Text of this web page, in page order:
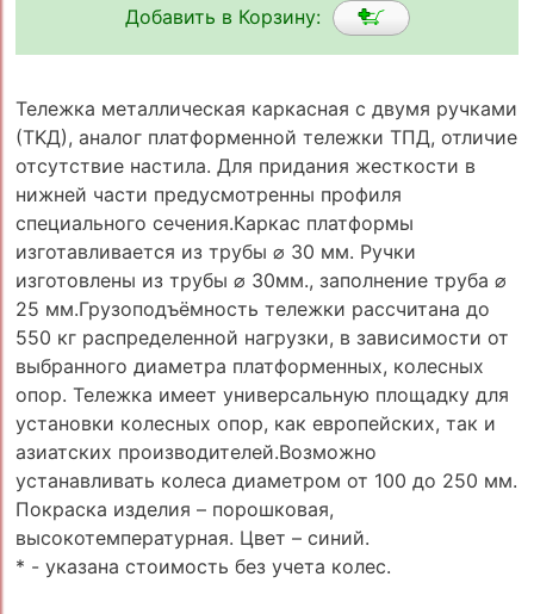
Добавить в Корзину:
Тележка металлическая каркасная с двумя ручками
(ТKД), аналог платформенной тележки ТПД, отличие
отсутствие настила. Для придания жесткости в
нижней части предусмотренны профиля
специального сечения.Каркас платформы
изготавливается из трубы ⌀ 30 мм. Ручки
изготовлены из трубы ⌀ 30мм., заполнение труба ⌀
25 мм.Грузоподъёмность тележки рассчитана до
550 кг распределенной нагрузки, в зависимости от
выбранного диаметра платформенных, колесных
опор. Тележка имеет универсальную площадку для
установки колесных опор, как европейских, так и
азиатских производителей.Возможно
устанавливать колеса диаметром от 100 до 250 мм.
Покраска изделия – порошковая,
высокотемпературная. Цвет – синий.
* - указана стоимость без учета колес.